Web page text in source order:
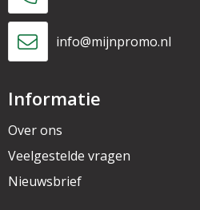
info@mijnpromo.nl
Informatie
Over ons
Veelgestelde vragen
Nieuwsbrief